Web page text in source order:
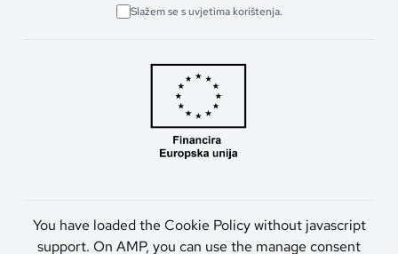
Slažem se s uvjetima korištenja.
You have loaded the Cookie Policy without javascript
support. On AMP, you can use the manage consent